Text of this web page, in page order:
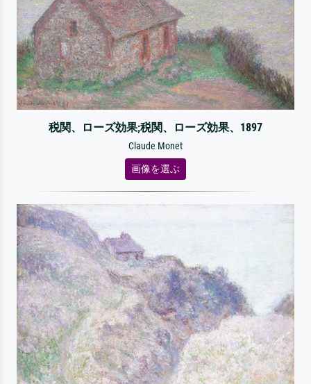
税関、ローズ効果;税関、ローズ効果、1897
Claude Monet
画像を選ぶ